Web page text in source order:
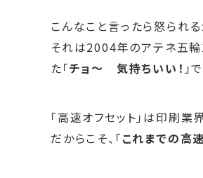
こんなこと言ったら怒られ
それは2004年のアテネ五
た「チョ～ 気持ちいい！ 」
「高速オフセット」は印刷
だからこそ、「これまでの高